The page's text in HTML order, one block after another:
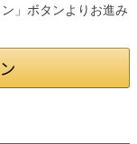
」ボタンよりお進み